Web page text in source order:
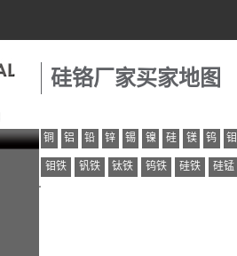
硅铬厂家买家地图
铜 铝 铅 锌 锡 镍 硅 镁 钨 钼
钼铁 钒铁 钛铁 钨铁 硅铁 硅锰